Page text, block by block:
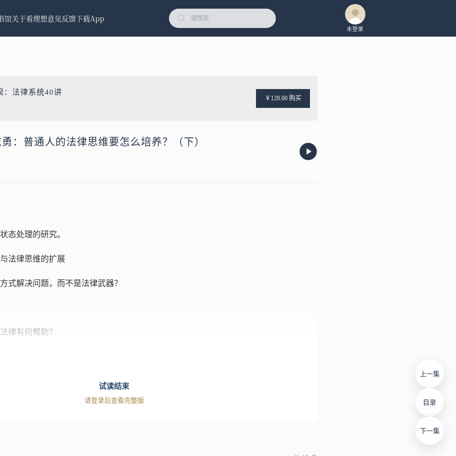
馆关于看理想意见反馈下载App
未登录
：法律系统40讲
￥128.00 购买
：普通人的法律思维要怎么培养？（下）
上一集
目录
下一集
态处理的研究。
法律思维的扩展
式解决问题，而不是法律武器？
律有何帮助？
试读结束
请登录后查看完整版